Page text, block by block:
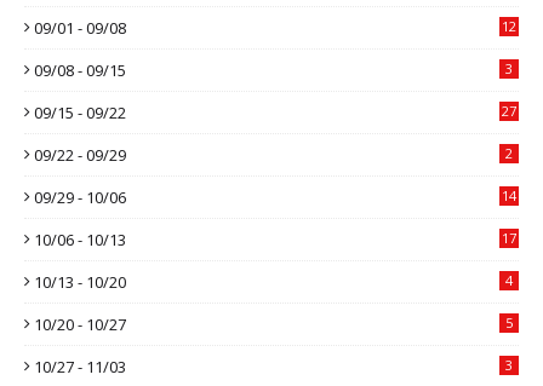
09/01 - 09/08 12
09/08 - 09/15 3
09/15 - 09/22 27
09/22 - 09/29 2
09/29 - 10/06 14
10/06 - 10/13 17
10/13 - 10/20 4
10/20 - 10/27 5
10/27 - 11/03 3